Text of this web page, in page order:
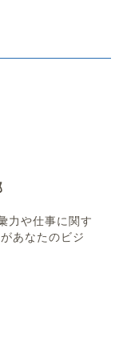
力や仕事に関す
あなたのビジ